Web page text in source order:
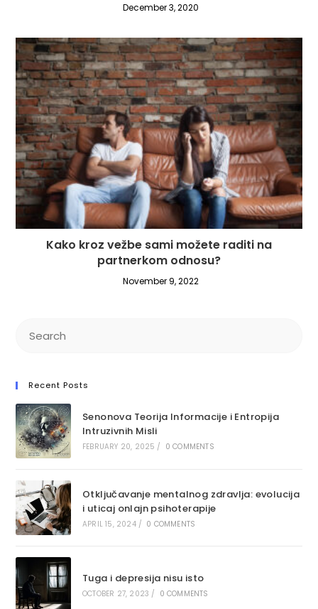
December 3, 2020
Kako kroz vežbe sami možete raditi na
partnerkom odnosu?
November 9, 2022
Recent Posts
Senonova Teorija Informacije i Entropija
Intruzivnih Misli
FEBRUARY 20, 2025 / 0 COMMENTS
Otključavanje mentalnog zdravlja: ​​evolucija
i uticaj onlajn psihoterapije
APRIL 15, 2024 / 0 COMMENTS
Tuga i depresija nisu isto
OCTOBER 27, 2023 / 0 COMMENTS